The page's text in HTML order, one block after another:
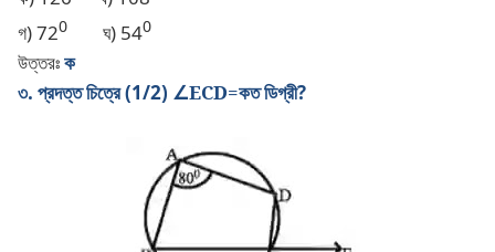
গ) 720 ঘ) 540
উত্তরঃক
৩. প্রদত্ত চিত্রে (1/2) ∠ECD=কত ডিগ্রী?